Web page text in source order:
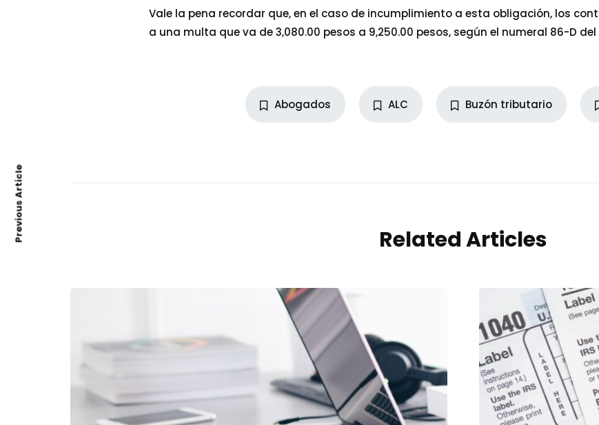
Vale la pena recordar que, en el caso de incumplimiento a esta obligación, los
a una multa que va de 3,080.00 pesos a 9,250.00 pesos, según el numeral 86-D del
Abogados ALC Buzón tributario
Related Articles
Previous Article